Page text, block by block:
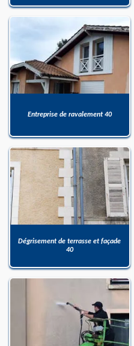
Entreprise de ravalement 40
Dégrisement de terrasse et façade
40